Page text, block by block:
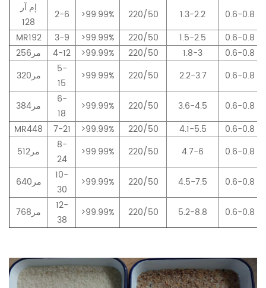
إم آر
128
2-6 >99.99% 220/50 1.3-2.2
0.6-0.8
MR192
3-9 >99.99% 220/50 1.5-2.5
0.6-0.8
مر256
4-12 >99.99% 220/50 1.8-3
0.6-0.8
مر320
5-
15
>99.99% 220/50 2.2-3.7 0.6-0.8
مر384
6-
18
>99.99% 220/50 3.6-4.5
0.6-0.8
MR448
7-21 >99.99% 220/50 4.1-5.5
0.6-0.8
مر512
8-
24
>99.99% 220/50 4.7-6 0.6-0.8
مر640
10-
30
>99.99% 220/50 4.5-7.5 0.6-0.8
مر768
12-
38
>99.99% 220/50 5.2-8.8 0.6-0.8